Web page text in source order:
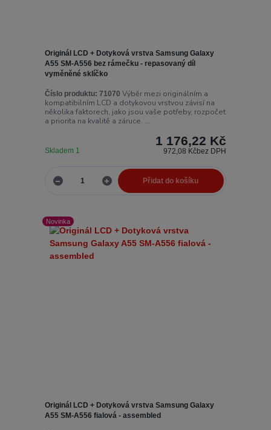
Originál LCD + Dotyková vrstva Samsung Galaxy
A55 SM-A556 bez rámečku - repasovaný díl
vyměněné sklíčko
Číslo produktu: 71070 Výběr mezi originálním a
kompatibilním LCD a dotykovou vrstvou závisí na
několika faktorech, jako jsou vaše potřeby, rozpočet
a priorita na kvalitě a záruce. ...
1 176,22 Kč
972,08 Kčbez DPH
Skladem 1
Přidat do košíku
Novinka
Originál LCD + Dotyková vrstva Samsung Galaxy
A55 SM-A556 fialová - assembled